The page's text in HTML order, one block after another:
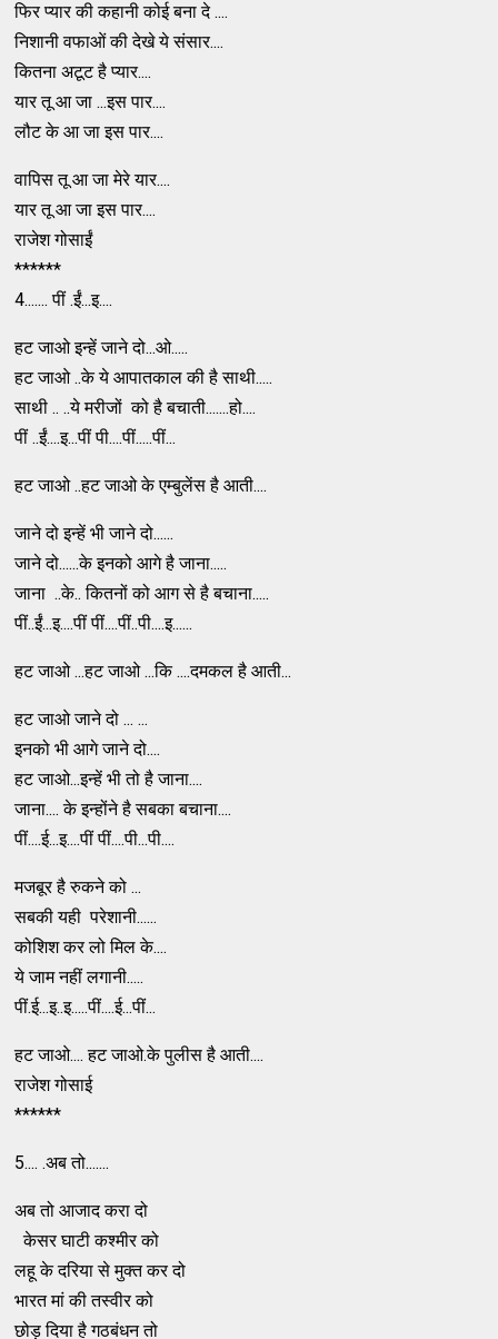
फिर प्यार की कहानी कोई बना दे ....
निशानी वफाओं की देखे ये संसार....
कितना अटूट है प्यार....
यार तू आ जा ...इस पार....
लौट के आ जा इस पार....
वापिस तू आ जा मेरे यार....
यार तू आ जा इस पार....
राजेश गोसाईं
******
4....... पीं .ईं...इ....
हट जाओ इन्हें जाने दो...ओ.....
हट जाओ ..के ये आपातकाल की है साथी.....
साथी .. ..ये मरीजों को है बचाती.......हो....
पीं ..ईं....इ...पीं पी....पीं.....पीं...
हट जाओ ..हट जाओ के एम्बुलेंस है आती....
जाने दो इन्हें भी जाने दो......
जाने दो......के इनको आगे है जाना.....
जाना ..के.. कितनों को आग से है बचाना.....
पीं..ईं...इ....पीं पीं....पीं..पी....इ......
हट जाओ ...हट जाओ ...कि ....दमकल है आती...
हट जाओ जाने दो ... ...
इनको भी आगे जाने दो....
हट जाओ...इन्हें भी तो है जाना....
जाना.... के इन्होंने है सबका बचाना....
पीं....ई...इ....पीं पीं....पी...पी....
मजबूर है रुकने को ...
सबकी यही परेशानी......
कोशिश कर लो मिल के....
ये जाम नहीं लगानी.....
पीं.ई...इ..इ.....पीं....ई...पीं...
हट जाओ.... हट जाओ.के पुलीस है आती....
राजेश गोसाई
******
5.... .अब तो.......
अब तो आजाद करा दो
केसर घाटी कश्मीर को
लहू के दरिया से मुक्त कर दो
भारत मां की तस्वीर को
छोड़ दिया है गठबंधन तो